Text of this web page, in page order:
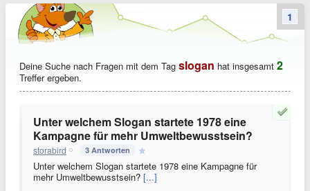
Deine Suche nach Fragen mit dem Tag slogan hat insgesamt 2
Treffer ergeben.
Unter welchem Slogan startete 1978 eine
Kampagne für mehr Umweltbewusstsein?
storabird 3 Antworten
Unter welchem Slogan startete 1978 eine Kampagne für
mehr Umweltbewusstsein? [...]
1